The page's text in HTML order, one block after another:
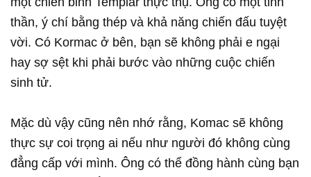
thần, ý chí bằng thép và khả năng chiến đấu tuyệt
vời. Có Kormac ở bên, bạn sẽ không phải e ngại
hay sợ sệt khi phải bước vào những cuộc chiến
sinh tử.
Mặc dù vậy cũng nên nhớ rằng, Komac sẽ không
thực sự coi trọng ai nếu như người đó không cùng
đẳng cấp với mình. Ông có thể đồng hành cùng bạn